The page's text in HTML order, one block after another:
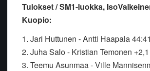
Tulokset / SM1-luokka,
Kuopio:
1. Jari Huttunen - Antti Haapala
2. Juha Salo - Kristian Temonen +2,1
3. Teemu Asunmaa - Ville